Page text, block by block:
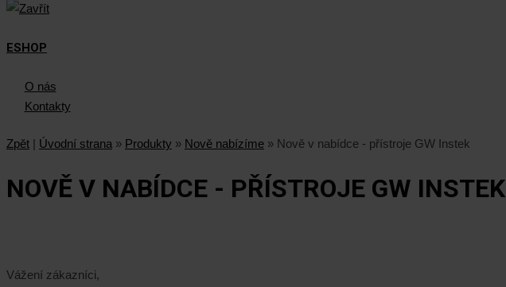
ESHOP
O nás
Kontakty
Zpět | Úvodní strana » Produkty » Nově nabízíme » Nově v nabídce - přístroje GW Instek
NOVĚ V NABÍDCE - PŘÍSTROJE GW INSTEK
Vážení zákazníci,